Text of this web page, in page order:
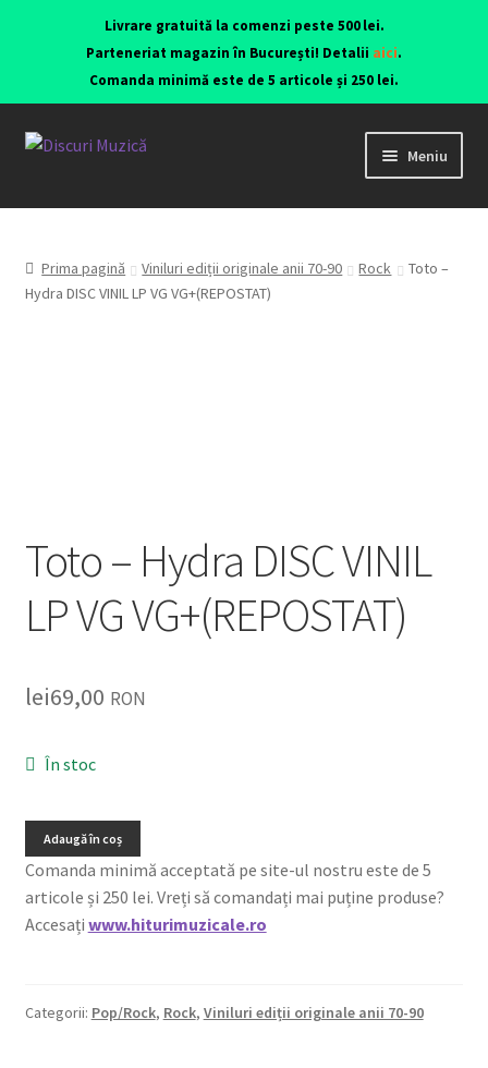
Livrare gratuită la comenzi peste 500 lei.
Parteneriat magazin în București! Detalii aici.
Comanda minimă este de 5 articole și 250 lei.
Meniu
Viniluri ediții originale anii 70-90
CD-uri originale
Oferta lunii
Contul meu
Prima pagină Viniluri ediții originale anii 70-90 Rock
Toto –
Hydra DISC VINIL LP VG VG+(REPOSTAT)
Toto – Hydra DISC VINIL
LP VG VG+(REPOSTAT)
lei69,00 RON
În stoc
Adaugă în coș
Comanda minimă acceptată pe site-ul nostru este de 5
articole și 250 lei. Vreți să comandați mai puține produse?
Accesați www.hiturimuzicale.ro
Categorii: Pop/Rock, Rock, Viniluri ediții originale anii 70-90